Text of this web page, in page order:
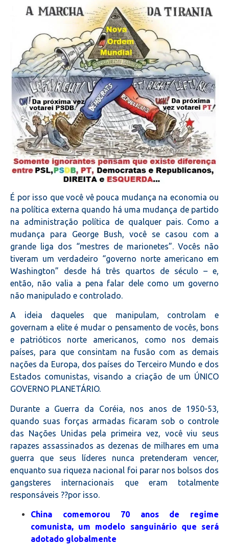
É por isso que você vê pouca mudança na economia ou
na política externa quando há uma mudança de partido
na administração política de qualquer pais. Como a
mudança para George Bush, você se casou com a
grande liga dos “mestres de marionetes”. Vocês não
tiveram um verdadeiro “governo norte americano em
Washington” desde há três quartos de século – e,
então, não valia a pena falar dele como um governo
não manipulado e controlado.
A ideia daqueles que manipulam, controlam e
governam a elite é mudar o pensamento de vocês, bons
e patrióticos norte americanos, como nos demais
países, para que consintam na fusão com as demais
nações da Europa, dos países do Terceiro Mundo e dos
Estados comunistas, visando a criação de um ÚNICO
GOVERNO PLANETÁRIO.
Durante a Guerra da Coréia, nos anos de 1950-53,
quando suas forças armadas ficaram sob o controle
das Nações Unidas pela primeira vez, você viu seus
rapazes assassinados as dezenas de milhares em uma
guerra que seus líderes nunca pretenderam vencer,
enquanto sua riqueza nacional foi parar nos bolsos dos
gangsteres internacionais que eram totalmente
responsáveis ??por isso.
China comemorou 70 anos de regime
comunista, um modelo sanguinário que será
adotado globalmente